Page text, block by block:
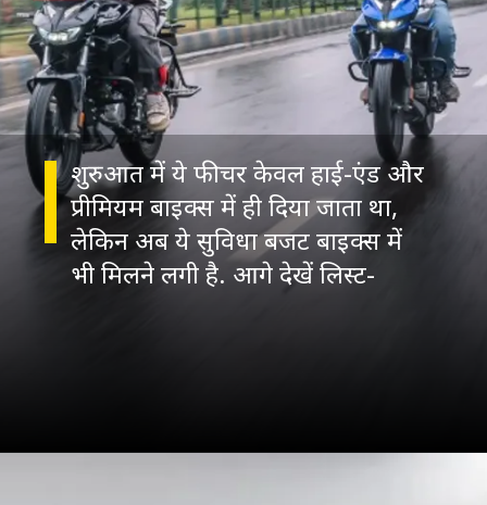
शुरुआत में ये फीचर केवल हाई-एंड और
प्रीमियम बाइक्स में ही दिया जाता था,
लेकिन अब ये सुविधा बजट बाइक्स में
भी मिलने लगी है. आगे देखें लिस्ट-